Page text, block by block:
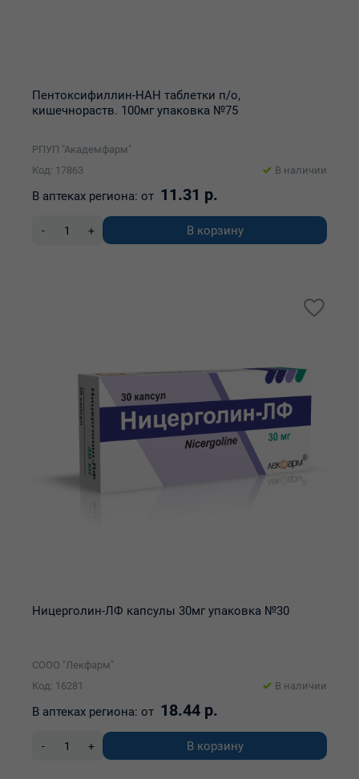
Пентоксифиллин-НАН таблетки п/о,
кишечнораств. 100мг упаковка №75
РПУП "Академфарм"
Код: 17863
В наличии
В аптеках региона: от 11.31 р.
- + В корзину
Ницерголин-ЛФ капсулы 30мг упаковка №30
СООО "Лекфарм"
Код: 16281
В наличии
В аптеках региона: от 18.44 р.
- + В корзину